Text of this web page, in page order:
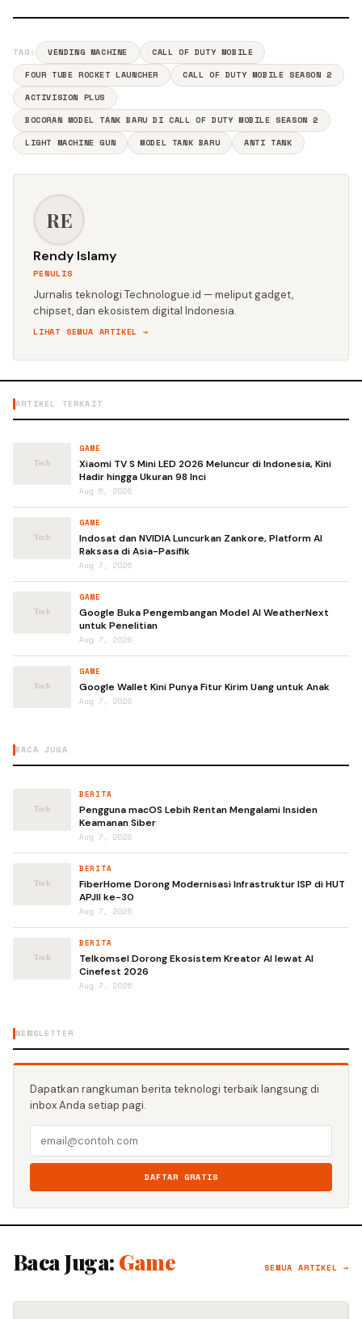
TAG: VENDING MACHINE
CALL OF DUTY MOBILE
FOUR TUBE ROCKET LAUNCHER
CALL OF DUTY MOBILE SEASON 2
ACTIVISION PLUS
BOCORAN MODEL TANK BARU DI CALL OF DUTY MOBILE SEASON 2
LIGHT MACHINE GUN
MODEL TANK BARU ANTI TANK
RE
Rendy Islamy
PENULIS
Jurnalis teknologi Technologue.id — meliput gadget,
chipset, dan ekosistem digital Indonesia.
LIHAT SEMUA ARTIKEL →
ARTIKEL TERKAIT
GAME
Xiaomi TV S Mini LED 2026 Meluncur di Indonesia, Kini
Hadir hingga Ukuran 98 Inci
Aug 6, 2026
GAME
Indosat dan NVIDIA Luncurkan Zankore, Platform AI
Raksasa di Asia-Pasifik
Aug 7, 2026
GAME
Google Buka Pengembangan Model AI WeatherNext
untuk Penelitian
Aug 7, 2026
GAME
Google Wallet Kini Punya Fitur Kirim Uang untuk Anak
Aug 7, 2026
BACA JUGA
BERITA
Pengguna macOS Lebih Rentan Mengalami Insiden
Keamanan Siber
Aug 7, 2026
BERITA
FiberHome Dorong Modernisasi Infrastruktur ISP di HUT
APJII ke-30
Aug 7, 2026
BERITA
Telkomsel Dorong Ekosistem Kreator AI lewat AI
Cinefest 2026
Aug 7, 2026
NEWSLETTER
Dapatkan rangkuman berita teknologi terbaik langsung di
inbox Anda setiap pagi.
DAFTAR GRATIS
Baca Juga: Game SEMUA ARTIKEL →